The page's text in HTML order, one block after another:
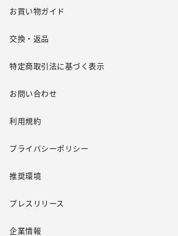
お買い物ガイド
交換・返品
特定商取引法に基づく表示
お問い合わせ
利用規約
プライバシーポリシー
推奨環境
プレスリリース
企業情報